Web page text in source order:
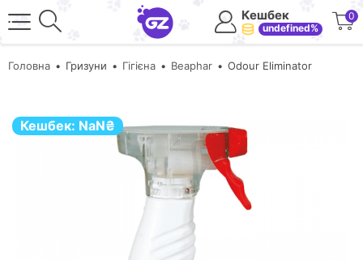
Кешбек
undefined%
0
Головна Гризуни Гігієна Beaphar Odour Eliminator
Кешбек: NaN₴